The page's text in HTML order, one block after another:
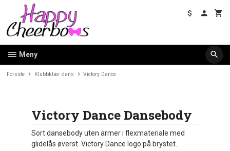
innholdet
Meny
Forside Klubbklær dans Victory Dance
Victory Dance Dansebody
Sort dansebody uten armer i flexmateriale med
glidelås øverst. Victory Dance logo på brystet.